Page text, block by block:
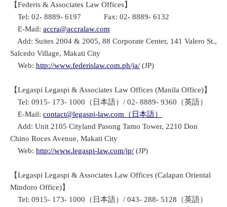
【Federis & Associates Law Offices】
Tel: 02- 8889- 6197 Fax: 02- 8889- 6132
E-Mail: accra@accralaw.com
Add: Suites 2004 & 2005, 88 Corporate Center, 141 Valero St.,
Salcedo Village, Makati City
Web: http://www.federislaw.com.ph/ja/ (JP)
【Legaspi Legaspi & Associates Law Offices (Manila Office)】
Tel: 0915- 173- 1000（日本語）/ 02- 8889- 9360（英語）
E-Mail: contact@legaspi-law.com（日本語）
Add: Unit 2105 Cityland Pasong Tamo Tower, 2210 Don
Chino Roces Avenue, Makati City
Web: http://www.legaspi-law.com/jp/ (JP)
【Legaspi Legaspi & Associates Law Offices (Calapan Oriental
Mindoro Office)】
Tel: 0915- 173- 1000（日本語）/ 043- 288- 5128（英語）